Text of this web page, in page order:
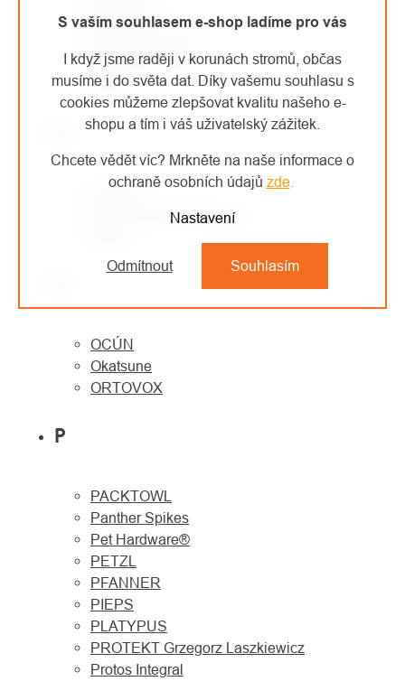
S vaším souhlasem e-shop ladíme pro vás
I když jsme raději v korunách stromů, občas
musíme i do světa dat. Díky vašemu souhlasu s
cookies můžeme zlepšovat kvalitu našeho e-
shopu a tím i váš uživatelský zážitek.
Chcete vědět víc? Mrkněte na naše informace o
ochraně osobních údajů zde.
Nastavení
Odmítnout Souhlasím
MONTURA
Mountain Paws
MSR
NESTLE
North American Rescue
OCÚN
Okatsune
ORTOVOX
P
PACKTOWL
Panther Spikes
Pet Hardware®
PETZL
PFANNER
PIEPS
PLATYPUS
PROTEKT Grzegorz Laszkiewicz
Protos Integral